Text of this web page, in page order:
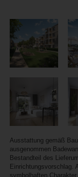
Ausstattung gemäß
ausgenommen
Bestandteil des
Einrichtungsvorschlag.
symbolhaften